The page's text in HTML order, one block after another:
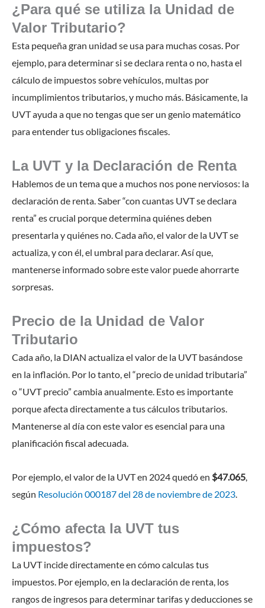
¿Para qué se utiliza la Unidad de
Valor Tributario?
Esta pequeña gran unidad se usa para muchas cosas. Por
ejemplo, para determinar si se declara renta o no, hasta el
cálculo de impuestos sobre vehículos, multas por
incumplimientos tributarios, y mucho más. Básicamente, la
UVT ayuda a que no tengas que ser un genio matemático
para entender tus obligaciones fiscales.
La UVT y la Declaración de Renta
Hablemos de un tema que a muchos nos pone nerviosos: la
declaración de renta. Saber “con cuantas UVT se declara
renta” es crucial porque determina quiénes deben
presentarla y quiénes no. Cada año, el valor de la UVT se
actualiza, y con él, el umbral para declarar. Así que,
mantenerse informado sobre este valor puede ahorrarte
sorpresas.
Precio de la Unidad de Valor
Tributario
Cada año, la DIAN actualiza el valor de la UVT basándose
en la inflación. Por lo tanto, el “precio de unidad tributaria”
o “UVT precio” cambia anualmente. Esto es importante
porque afecta directamente a tus cálculos tributarios.
Mantenerse al día con este valor es esencial para una
planificación fiscal adecuada.
Por ejemplo, el valor de la UVT en 2024 quedó en $47.065,
según Resolución 000187 del 28 de noviembre de 2023.
¿Cómo afecta la UVT tus
impuestos?
La UVT incide directamente en cómo calculas tus
impuestos. Por ejemplo, en la declaración de renta, los
rangos de ingresos para determinar tarifas y deducciones se